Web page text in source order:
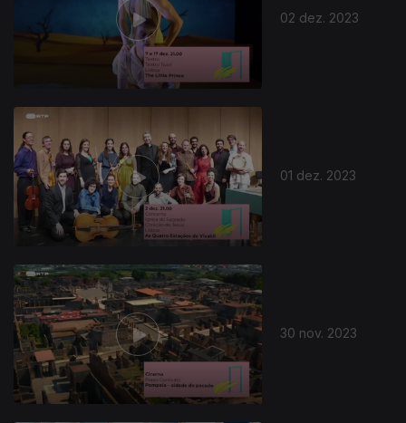
02 dez. 2023
01 dez. 2023
30 nov. 2023